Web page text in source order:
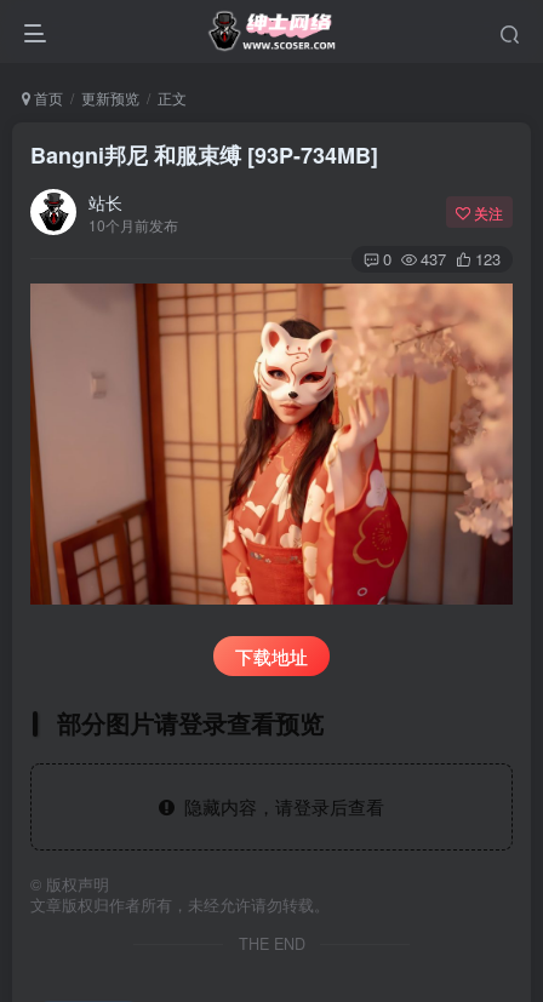
首页 更新预览 正文
Bangni邦尼 和服束缚 [93P-734MB]
站长
10个月前发布
关注
0 437 123
下载地址
部分图片请登录查看预览
隐藏内容，请登录后查看
© 版权声明
文章版权归作者所有，未经允许请勿转载。
THE END